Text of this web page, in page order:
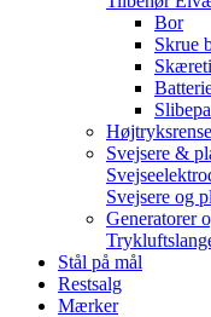
Bor
Skrue
Svejsere &
Svejsere og
Generatorer
Stål på mål
Restsalg
Mærker